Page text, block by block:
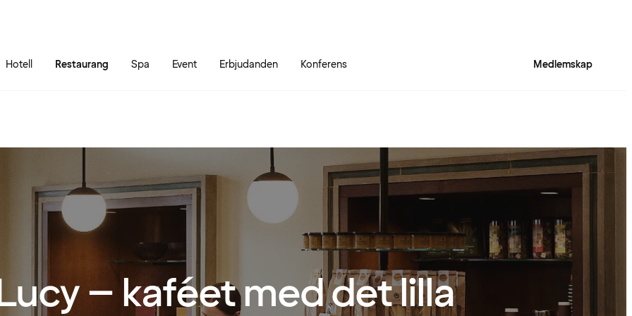
Hotell Restaurang Spa Event Erbjudanden Konferens Medlemskap
– kaféet med det lilla